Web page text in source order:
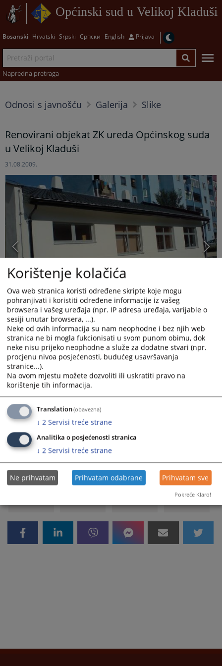
Općinski sud u Velikoj Kladuši
Bosanski Hrvatski Srpski Српски English Prijava
Napredna pretraga
Odnosi s javnošću Galerija Slike
Renovirani objekat ZK ureda Općinskog suda
u Velikoj Kladuši
31.08.2009.
ZK ured u obnovljenoj zgradi. Za više detalja galerija slika na
linku "Prateće fotografije"
Prikazana vijest je na: Bosanski jezik
2424PREGLEDA
Korištenje kolačića
Ova web stranica koristi određene skripte koje mogu
pohranjivati i koristiti određene informacije iz vašeg
browsera i vašeg uređaja (npr. IP adresa uređaja, varijable o
sesiji unutar browsera, ...).
Neke od ovih informacija su nam neophodne i bez njih web
stranica ne bi mogla fukcionisati u svom punom obimu, dok
neke nisu prijeko neophodne a služe za dodatne stvari (npr.
procjenu nivoa posjećenosti, budućeg usavršavanja
stranice...).
Na ovom mjestu možete dozvoliti ili uskratiti pravo na
korištenje tih informacija.
Translation(obavezna)
↓ 2 Servisi treće strane
Analitika o posjećenosti stranica
↓ 2 Servisi treće strane
Ne prihvatam Prihvatam odabrane Prihvatam sve
Pokreće Klaro!